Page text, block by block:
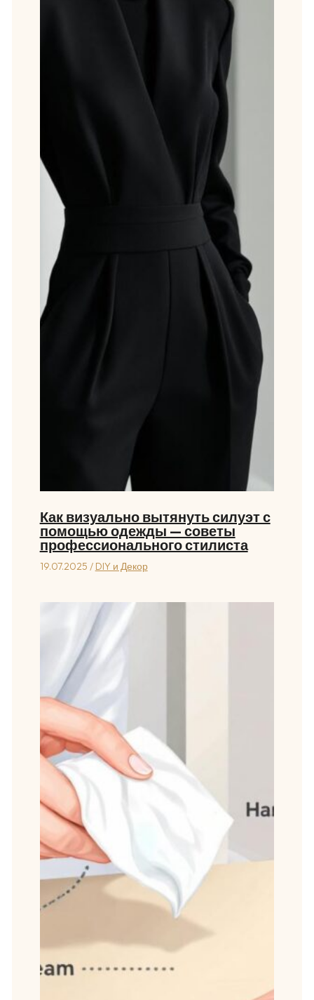
Как визуально вытянуть силуэт с
помощью одежды — советы
профессионального стилиста
19.07.2025 / DIY и Декор